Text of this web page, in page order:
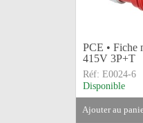
PCE • Fiche
415V 3P+T
Réf: E0024-6
Disponible
ajouter au